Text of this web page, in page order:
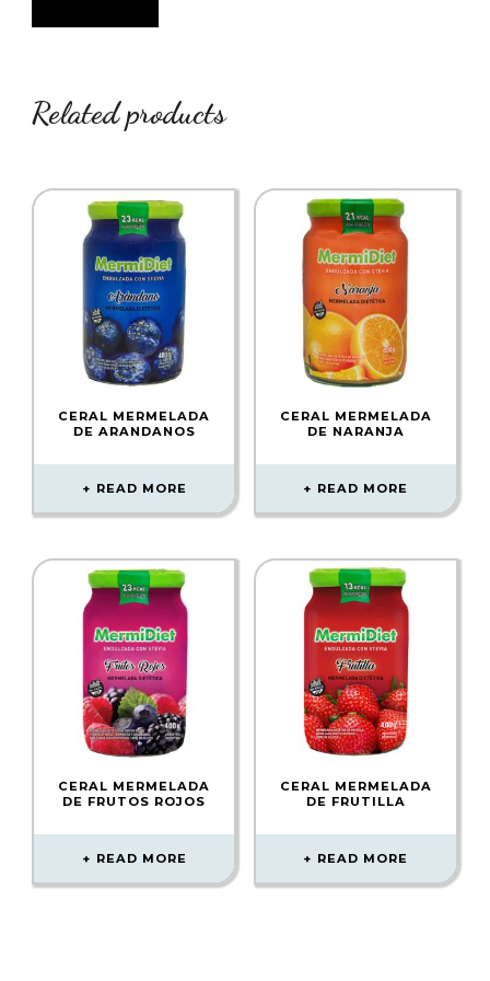
Related products
CERAL MERMELADA
DE ARANDANOS
READ MORE
CERAL MERMELADA
DE NARANJA
READ MORE
CERAL MERMELADA
DE FRUTOS ROJOS
READ MORE
CERAL MERMELADA
DE FRUTILLA
READ MORE